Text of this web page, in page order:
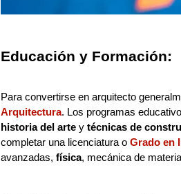
Educación y Formación:
Para convertirse en arquitecto
Arquitectura. Los programas
historia del arte y técnicas de
completar una licenciatura o Grado en
avanzadas, física, mecánica de